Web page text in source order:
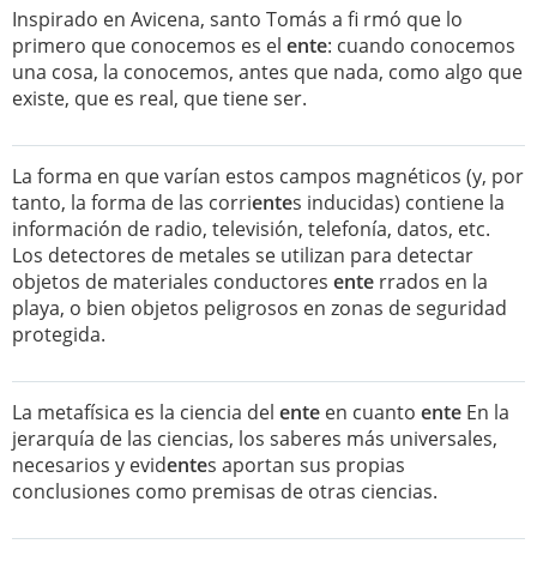
Inspirado en Avicena, santo Tomás a fi rmó que lo
primero que conocemos es el ente: cuando conocemos
una cosa, la conocemos, antes que nada, como algo que
existe, que es real, que tiene ser.
La forma en que varían estos campos magnéticos (y, por
tanto, la forma de las corrientes inducidas) contiene la
información de radio, televisión, telefonía, datos, etc.
Los detectores de metales se utilizan para detectar
objetos de materiales conductores ente rrados en la
playa, o bien objetos peligrosos en zonas de seguridad
protegida.
La metafísica es la ciencia del ente en cuanto ente En la
jerarquía de las ciencias, los saberes más universales,
necesarios y evidentes aportan sus propias
conclusiones como premisas de otras ciencias.